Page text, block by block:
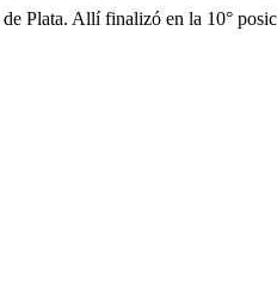
Plata. Allí finalizó en la 10°